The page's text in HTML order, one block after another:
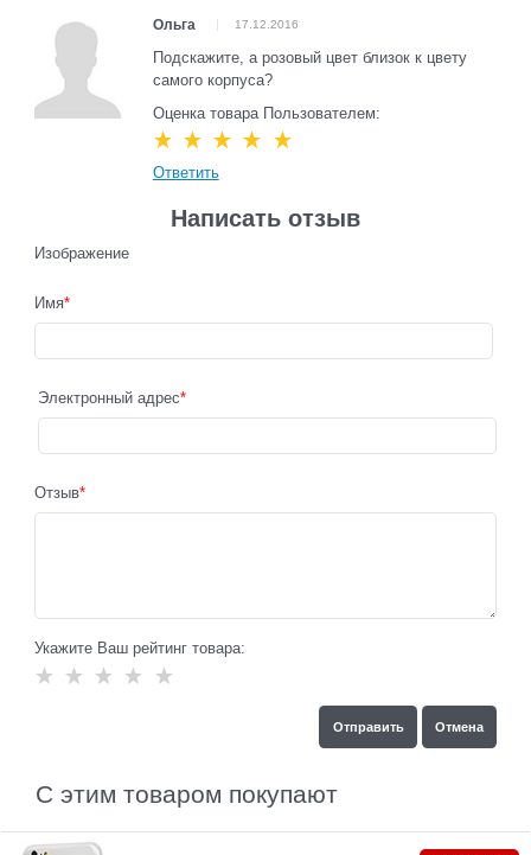
Ольга 17.12.2016
Подскажите, а розовый цвет близок к цвету
самого корпуса?
Оценка товара Пользователем:
Ответить
Написать отзыв
Изображение
Имя
Электронный адрес
Отзыв
Укажите Ваш рейтинг товара:
С этим товаром покупают